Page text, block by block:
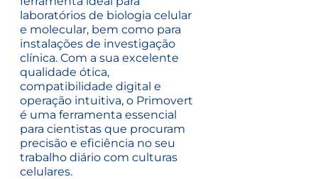
laboratórios de biologia celular
e molecular, bem como para
instalações de investigação
clínica. Com a sua excelente
qualidade ótica,
compatibilidade digital e
operação intuitiva, o Primovert
é uma ferramenta essencial
para cientistas que procuram
precisão e eficiência no seu
trabalho diário com culturas
celulares.